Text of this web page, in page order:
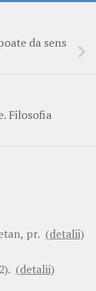
da sens
Filosofia
pr. (detalii)
(detalii)